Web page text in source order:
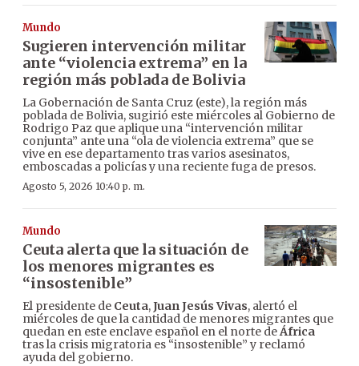
Mundo
Sugieren intervención militar
ante “violencia extrema” en la
región más poblada de Bolivia
La Gobernación de Santa Cruz (este), la región más
poblada de Bolivia, sugirió este miércoles al Gobierno de
Rodrigo Paz que aplique una “intervención militar
conjunta” ante una “ola de violencia extrema” que se
vive en ese departamento tras varios asesinatos,
emboscadas a policías y una reciente fuga de presos.
Agosto 5, 2026 10:40 p. m.
Mundo
Ceuta alerta que la situación de
los menores migrantes es
“insostenible”
El presidente de Ceuta,Juan Jesús Vivas, alertó el
miércoles de que la cantidad de menores migrantes que
quedan en este enclave español en el norte deÁfrica
tras la crisis migratoria es “insostenible” y reclamó
ayuda del gobierno.